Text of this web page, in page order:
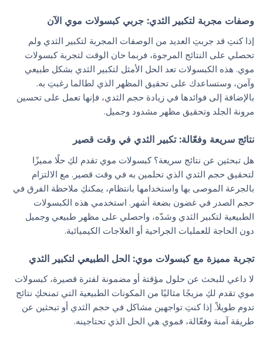
وصفات مجربة لتكبير الثدي: جربي كبسولات موي الآن
إذا كنتِ قد جربتِ العديد من الوصفات المجربة لتكبير الثدي ولم
تحصلي على النتائج المرجوة، فربما حان الوقت لتجربة كبسولات
موي. هذه الكبسولات تعد الحل الأمثل لتكبير الثدي بشكل طبيعي
وآمن، وستساعدك على تحقيق المظهر الذي لطالما رغبتِ به.
بالإضافة إلى فوائدها في زيادة حجم الثدي، فإنها تعمل على تحسين
مرونة الجلد وتحقيق مظهر مشدود وجميل.
نتائج سريعة وفعّالة: تكبير الثدي في وقت قصير
هل تبحثين عن نتائج سريعة؟ كبسولات موي تقدم لكِ حلًا مميزًا
لتحقيق حجم الثدي الذي تحلمين به في وقت قصير. مع الالتزام
بالجرعة الموصى بها واستخدامها بانتظام، يمكنكِ ملاحظة الفرق في
حجم الصدر في غضون بضعة أشهر. استخدمي هذه الكبسولات
الطبيعية لتكبير الثدي وشدّه، واحصلي على مظهر طبيعي وجميل
دون الحاجة للعمليات الجراحية أو العلاجات الكيميائية.
تجربة مميزة مع كبسولات موي: الحل الطبيعي لتكبير الثدي
لا داعي للبحث عن حلول مؤقتة أو مضمونة لفترة قصيرة، كبسولات
موي تقدم لكِ مزيجًا مثاليًا من المكونات الطبيعية التي تمنحكِ نتائج
تدوم طويلاً. إذا كنتِ تواجهين مشاكل في حجم الثدي أو تبحثين عن
طريقة آمنة وفعّالة، فموي هي الحل الذي تحتاجينه.